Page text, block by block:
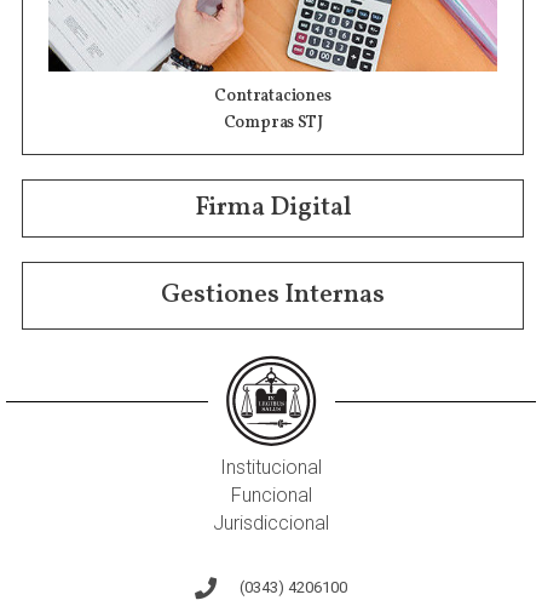
Contrataciones
Compras STJ
Firma Digital
Gestiones Internas
Institucional
Funcional
Jurisdiccional
(0343) 4206100